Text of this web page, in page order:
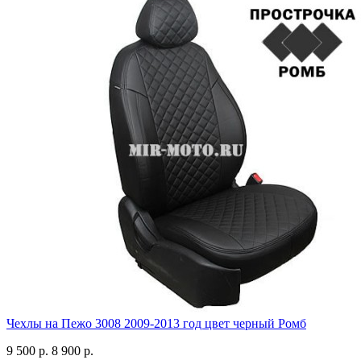
Чехлы на Пежо 3008 2009-2013 год цвет черный Ромб
9 500 р. 8 900 р.